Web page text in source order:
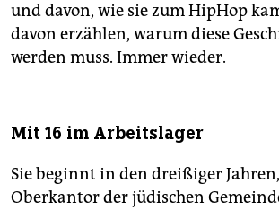
und davon, wie sie zum HipHop
davon erzählen, warum diese
werden muss. Immer wieder.
Mit 16 im Arbeitslager
Sie beginnt in den dreißiger
Oberkantor der jüdischen